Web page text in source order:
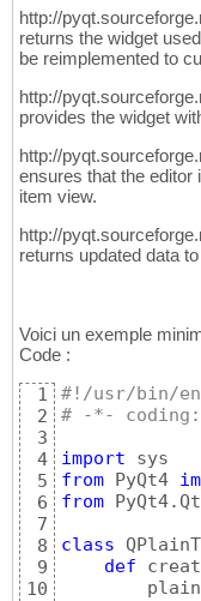
http://
returns the widget
be reimplemented to
http://
provides the widget
http://
ensures that the
item view.
http://
returns updated data
Voici un exemple
Code :
1
2
3
4
5
6
7
8
9
10
#!/usr/bin/
# -*-
import
from PyQt4
from
class
def